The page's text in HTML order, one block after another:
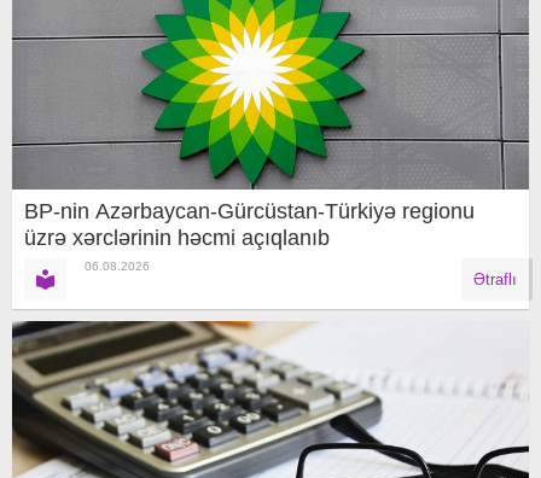
BP-nin Azərbaycan-Gürcüstan-Türkiyə regionu
üzrə xərclərinin həcmi açıqlanıb
06.08.2026
Ətraflı